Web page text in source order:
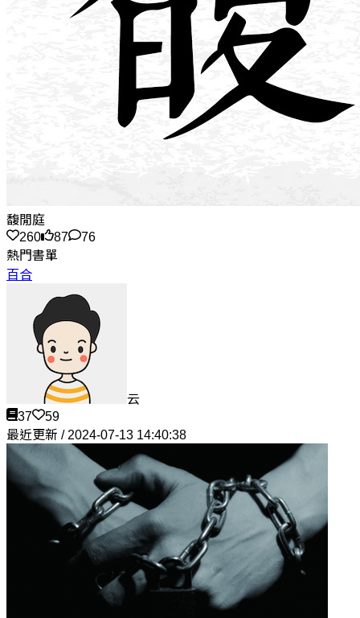
馥閒庭
260
87
76
熱門書單
百合
云
37
59
最近更新 / 2024-07-13 14:40:38